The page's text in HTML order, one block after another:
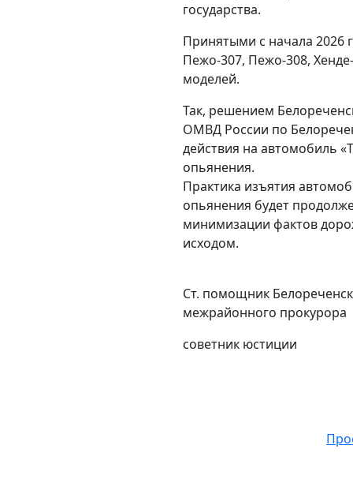
государства.
Принятыми с начала 2026
Пежо-307, Пежо-308,
моделей.
Так, решением
ОМВД России по
действия на автомобиль
опьянения.
Практика изъятия
опьянения будет
минимизации фактов
исходом.
Ст. помощник
межрайонного прокурора
советник